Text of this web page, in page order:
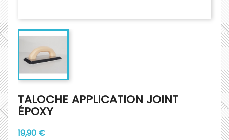
TALOCHE APPLICATION JOINT
ÉPOXY
19,90 €